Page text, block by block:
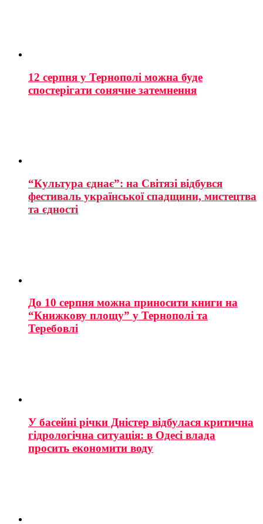
12 серпня у Тернополі можна буде
спостерігати сонячне затемнення
“Культура єднає”: на Світязі відбувся
фестиваль української спадщини, мистецтва
та єдності
До 10 серпня можна приносити книги на
“Книжкову площу” у Тернополі та
Теребовлі
У басейні річки Дністер відбулася критична
гідрологічна ситуація: в Одесі влада
просить економити воду